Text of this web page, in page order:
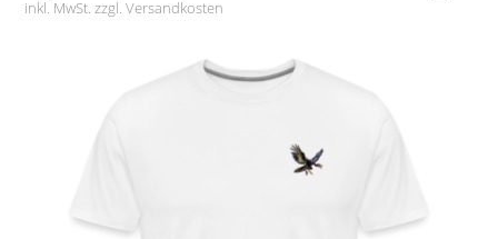
inkl. MwSt. zzgl.Versandkosten